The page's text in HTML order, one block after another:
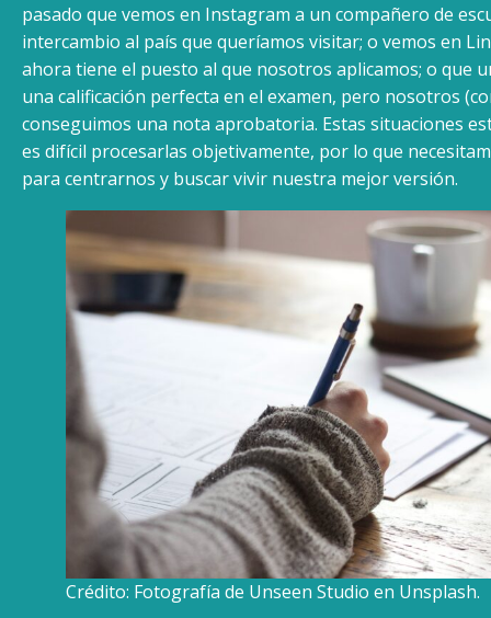
pasado que vemos en Instagram a un compañero de
intercambio al país que queríamos visitar; o vemos en
ahora tiene el puesto al que nosotros aplicamos; o que
una calificación perfecta en el examen, pero nosotros
conseguimos una nota aprobatoria. Estas situaciones
es difícil procesarlas objetivamente, por lo que
para centrarnos y buscar vivir nuestra mejor versión.
Crédito: Fotografía de Unseen Studio en Unsplash.